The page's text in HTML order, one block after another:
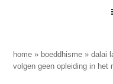
p
d
i
n
home » boeddhisme »dalai
volgen geen opleiding in het